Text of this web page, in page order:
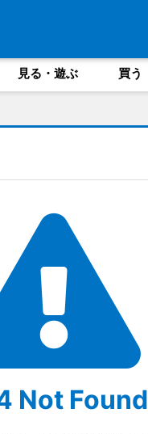
見る・遊ぶ 買う
Not Found